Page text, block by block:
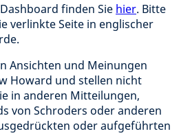
finden Sie hier. Bitte
verlinkte Seite in englischer
Ansichten und Meinungen
Howard und stellen nicht
in anderen Mitteilungen,
von Schroders oder anderen
oder aufgeführten